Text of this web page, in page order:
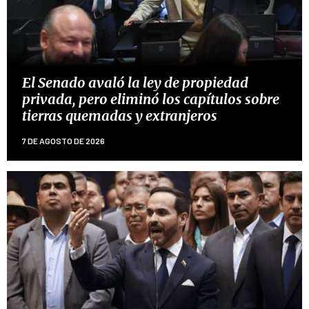
El Senado avaló la ley de propiedad
privada, pero eliminó los capítulos sobre
tierras quemadas y extranjeros
7 DE AGOSTO DE 2026